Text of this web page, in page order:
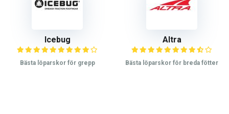
Icebug
Bästa löparskor för grepp
Altra
Bästa löparskor för breda fötter